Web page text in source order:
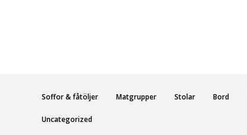
Soffor & fåtöljer Matgrupper Stolar Bord
Uncategorized